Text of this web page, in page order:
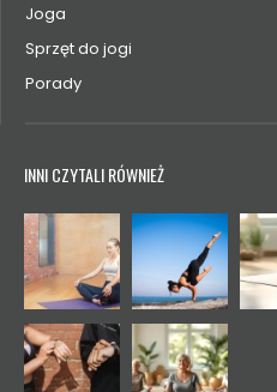
Joga
Sprzęt do jogi
Porady
INNI CZYTALI RÓWNIEŻ